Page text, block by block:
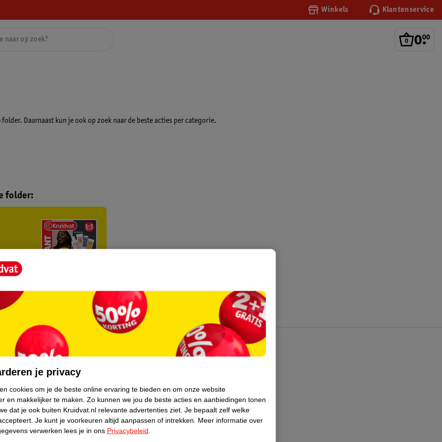
Winkels Klantenservice
0.
00
Daarnaast kun je ook op zoek naar de beste acties per categorie.
folder:
Over Kruidvat
Pers
Winkelformule
Bedrijfsgegevens
je privacy
cookies om je de beste online ervaring te bieden en om onze website
en makkelijker te maken. Zo kunnen we jou de beste acties en aanbiedingen tonen
dat je ook buiten Kruidvat.nl relevante advertenties ziet. Je bepaalt zelf welke
Je kunt je voorkeuren altijd aanpassen of intrekken.
Meer informatie over
verwerken lees je in ons Privacybeleid